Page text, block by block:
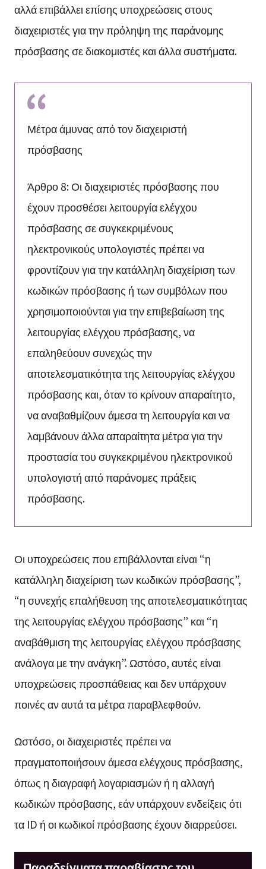
αλλά επιβάλλει επίσης υποχρεώσεις στους
διαχειριστές για την πρόληψη της παράνομης
πρόσβασης σε διακομιστές και άλλα συστήματα.
Μέτρα άμυνας από τον διαχειριστή
πρόσβασης
Άρθρο 8: Οι διαχειριστές πρόσβασης που
έχουν προσθέσει λειτουργία ελέγχου
πρόσβασης σε συγκεκριμένους
ηλεκτρονικούς υπολογιστές πρέπει να
φροντίζουν για την κατάλληλη διαχείριση των
κωδικών πρόσβασης ή των συμβόλων που
χρησιμοποιούνται για την επιβεβαίωση της
λειτουργίας ελέγχου πρόσβασης, να
επαληθεύουν συνεχώς την
αποτελεσματικότητα της λειτουργίας ελέγχου
πρόσβασης και, όταν το κρίνουν απαραίτητο,
να αναβαθμίζουν άμεσα τη λειτουργία και να
λαμβάνουν άλλα απαραίτητα μέτρα για την
προστασία του συγκεκριμένου ηλεκτρονικού
υπολογιστή από παράνομες πράξεις
πρόσβασης.
Οι υποχρεώσεις που επιβάλλονται είναι “η
κατάλληλη διαχείριση των κωδικών πρόσβασης”,
“η συνεχής επαλήθευση της αποτελεσματικότητας
της λειτουργίας ελέγχου πρόσβασης” και “η
αναβάθμιση της λειτουργίας ελέγχου πρόσβασης
ανάλογα με την ανάγκη”. Ωστόσο, αυτές είναι
υποχρεώσεις προσπάθειας και δεν υπάρχουν
ποινές αν αυτά τα μέτρα παραβλεφθούν.
Ωστόσο, οι διαχειριστές πρέπει να
πραγματοποιήσουν άμεσα ελέγχους πρόσβασης,
όπως η διαγραφή λογαριασμών ή η αλλαγή
κωδικών πρόσβασης, εάν υπάρχουν ενδείξεις ότι
τα ID ή οι κωδικοί πρόσβασης έχουν διαρρεύσει.